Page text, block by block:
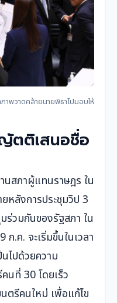
พวาดคล้ายนายพิธาไปมอบให้
ตติเสนอชื่อ
นสภาผู้แทนราษฎร ใน
หลังการประชุมวิป 3
ร่วมกันของรัฐสภา ใน
.ค. จะเริ่มขึ้นในเวลา
ไปด้วยความ
นที่ 30 โดยเร็ว
ตรีคนใหม่ เพื่อแก้ไข